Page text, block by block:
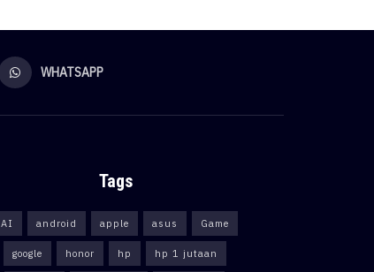
WHATSAPP
Tags
AI android apple asus Game
google honor hp hp 1 jutaan